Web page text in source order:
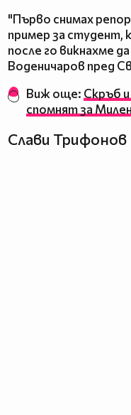
"Първо снимах
пример за студент,
после го викнахме
Воденичаров пред
Виж още: Скръб и
спомнят за
Слави Трифонов